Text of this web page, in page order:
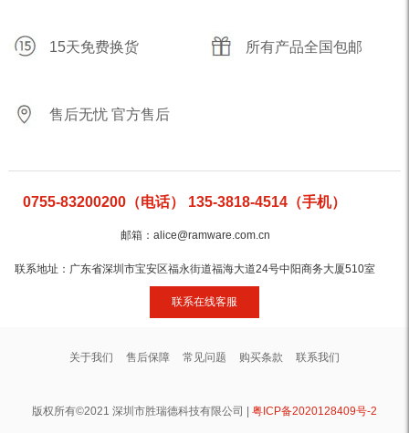
15天免费换货 所有产品全国包邮
售后无忧 官方售后
0755-83200200（电话） 135-3818-4514（手机）
邮箱：alice@ramware.com.cn
联系地址：广东省深圳市宝安区福永街道福海大道24号中阳商务大厦510室
联系在线客服
关于我们 售后保障 常见问题 购买条款 联系我们
版权所有©2021 深圳市胜瑞德科技有限公司 | 粤ICP备2020128409号-2